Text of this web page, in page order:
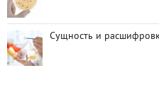
Сущность и